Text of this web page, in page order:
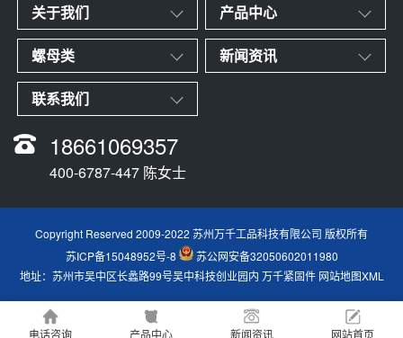
关于我们 产品中心
螺母类 新闻资讯
联系我们
18661069357
400-6787-447 陈女士
Copyright Reserved 2009-2022 苏州万千工品科技有限公司 版权所有
苏ICP备15048952号-8
苏公网安备32050602011980
地址：苏州市吴中区长蠡路99号吴中科技创业园内 万千紧固件 网站地图XML
电话咨询 产品中心 新闻资讯 网站首页